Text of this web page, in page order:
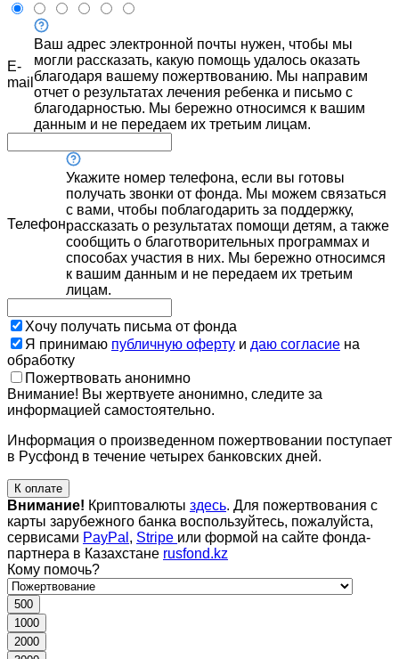
E-
mail
Ваш адрес электронной почты нужен, чтобы мы
могли рассказать, какую помощь удалось оказать
благодаря вашему пожертвованию. Мы направим
отчет о результатах лечения ребенка и письмо с
благодарностью. Мы бережно относимся к вашим
данным и не передаем их третьим лицам.
Телефон
Укажите номер телефона, если вы готовы
получать звонки от фонда. Мы можем связаться
с вами, чтобы поблагодарить за поддержку,
рассказать о результатах помощи детям, а также
сообщить о благотворительных программах и
способах участия в них. Мы бережно относимся
к вашим данным и не передаем их третьим
лицам.
Хочу получать письма от фонда
Я принимаю публичную оферту и даю согласие на
обработку
Пожертвовать анонимно
Внимание! Вы жертвуете анонимно, следите за
информацией самостоятельно.
Информация о произведенном пожертвовании поступает
в Русфонд в течение четырех банковских дней.
К оплате
Внимание! Криптовалюты здесь. Для пожертвования с
карты зарубежного банка воспользуйтесь, пожалуйста,
сервисами PayPal , Stripe или формой на сайте фонда-
партнера в Казахстане rusfond.kz
Кому помочь?
500
1000
2000